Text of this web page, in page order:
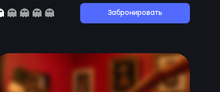
Забронировать